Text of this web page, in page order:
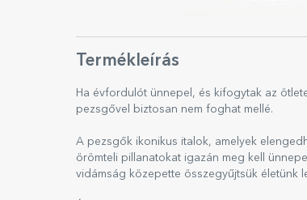
Termékleírás
Ha évfordulót ünnepel, és kifogytak az
pezsgővel biztosan nem foghat mellé.
A pezsgők ikonikus italok, amelyek
örömteli pillanatokat igazán meg kell
vidámság közepette összegyűjtsük életünk